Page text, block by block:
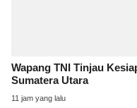
Wapang TNI Tinjau
Sumatera Utara
11 jam yang lalu